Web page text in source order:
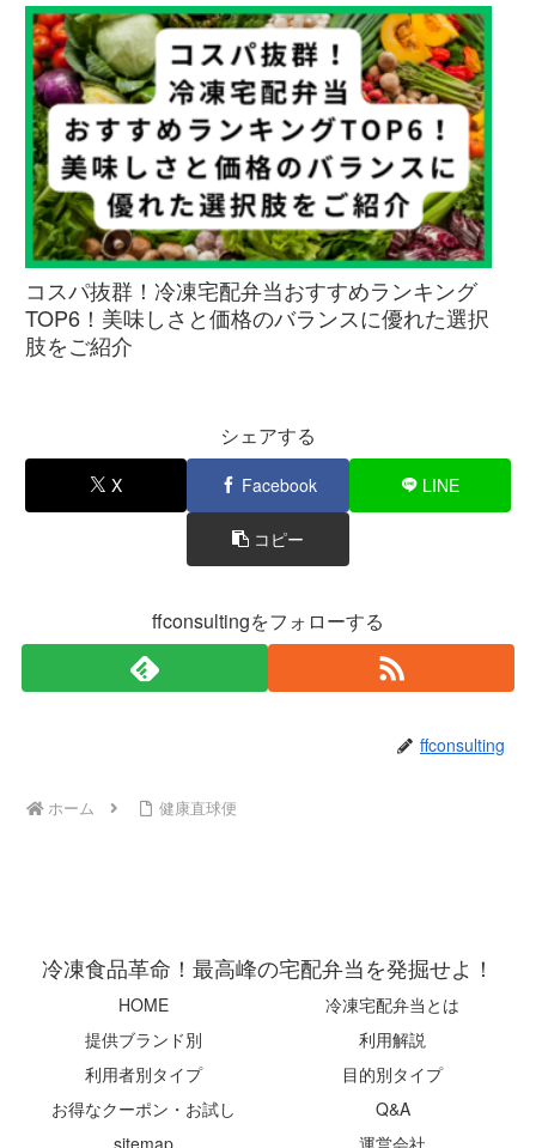
コスパ抜群！冷凍宅配弁当おすすめランキング
TOP6！美味しさと価格のバランスに優れた選択
肢をご紹介
シェアする
X Facebook LINE
コピー
ffconsultingをフォローする
ffconsulting
ホーム 健康直球便
冷凍食品革命！最高峰の宅配弁当を発掘せよ！
HOME
冷凍宅配弁当とは
提供ブランド別
利用解説
利用者別タイプ
目的別タイプ
お得なクーポン・お試し
Q&A